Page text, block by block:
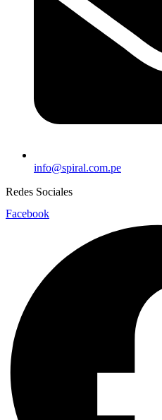
info@spiral.com.pe
Redes Sociales
Facebook